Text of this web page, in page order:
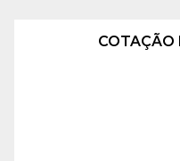
COTAÇÃO